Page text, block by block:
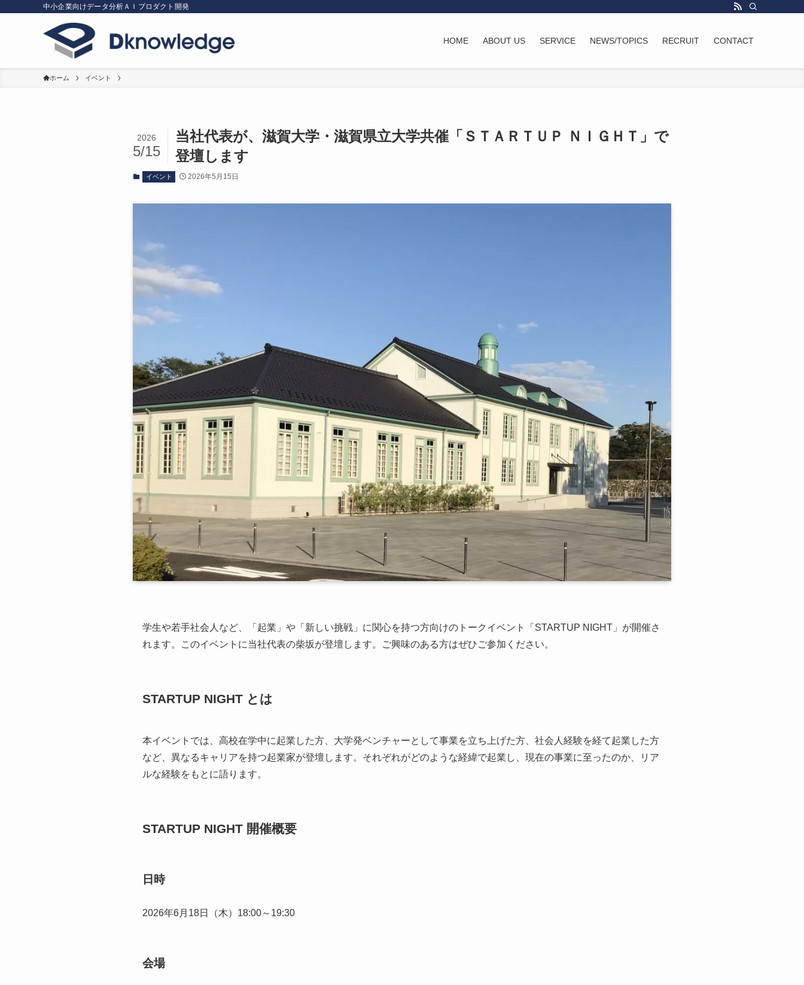
中小企業向けデータ分析ＡＩプロダクト開発
HOME ABOUT US SERVICE NEWS/TOPICS RECRUIT CONTACT
ホーム イベント
当社代表が、滋賀大学・滋賀県立大学共催「ＳＴＡＲＴＵＰ ＮＩＧＨＴ」で
登壇します
2026
5/15
イベント 2026年5月15日
学生や若手社会人など、「起業」や「新しい挑戦」に関心を持つ方向けのトークイベント「STARTUP NIGHT」が開催さ
れます。このイベントに当社代表の柴坂が登壇します。ご興味のある方はぜひご参加ください。
STARTUP NIGHT とは
本イベントでは、高校在学中に起業した方、大学発ベンチャーとして事業を立ち上げた方、社会人経験を経て起業した方
など、異なるキャリアを持つ起業家が登壇します。それぞれがどのような経緯で起業し、現在の事業に至ったのか、リア
ルな経験をもとに語ります。
STARTUP NIGHT 開催概要
日時
2026年6月18日（木）18:00～19:30
会場